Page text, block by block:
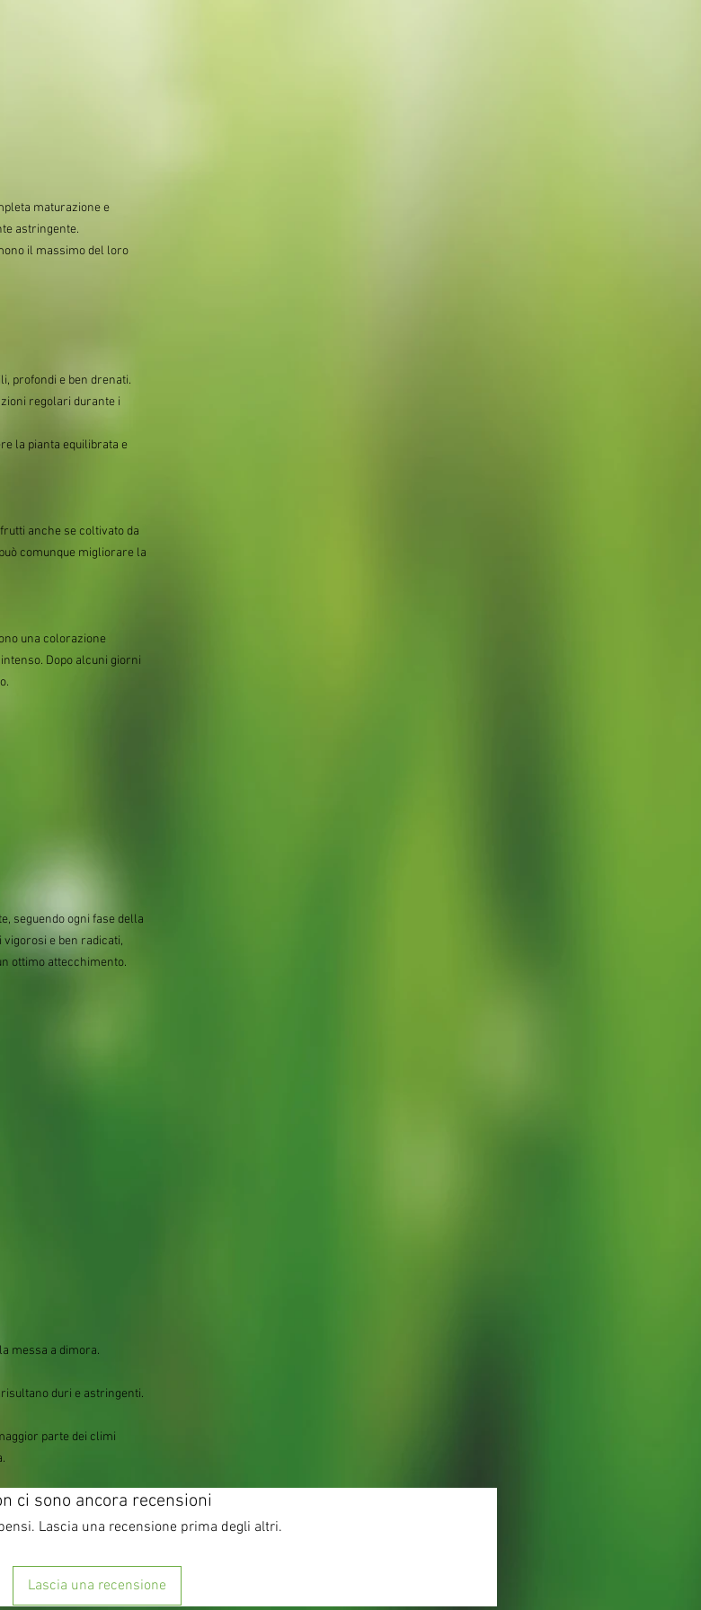
maturazione e
astringente.
il massimo del loro
profondi e ben drenati.
regolari durante i
la pianta equilibrata e
anche se coltivato da
comunque migliorare la
una colorazione
Dopo alcuni giorni
seguendo ogni fase della
e ben radicati,
ottimo attecchimento.
messa a dimora.
duri e astringenti.
parte dei climi
ci sono ancora recensioni
Lascia una recensione prima degli altri.
Lascia una recensione